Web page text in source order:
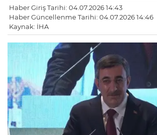
Haber Giriş Tarihi: 04.07.2026 14:43
Haber Güncellenme Tarihi: 04.07.2026 14:46
Kaynak: İHA